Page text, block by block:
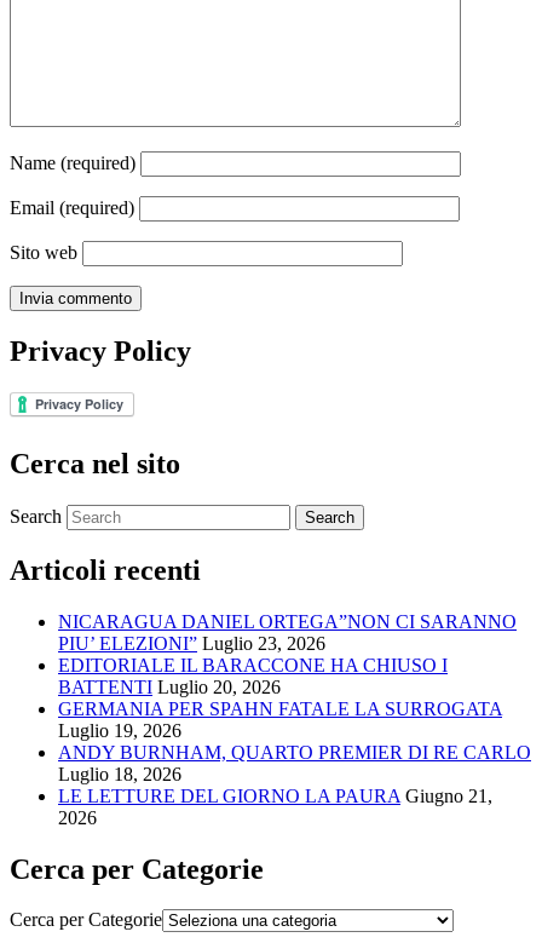
Name (required)
Email (required)
Sito web
Privacy Policy
Cerca nel sito
Search
Articoli recenti
NICARAGUA DANIEL ORTEGA”NON CI SARANNO
PIU’ ELEZIONI” Luglio 23, 2026
EDITORIALE IL BARACCONE HA CHIUSO I
BATTENTI Luglio 20, 2026
GERMANIA PER SPAHN FATALE LA SURROGATA
Luglio 19, 2026
ANDY BURNHAM, QUARTO PREMIER DI RE CARLO
Luglio 18, 2026
LE LETTURE DEL GIORNO LA PAURA Giugno 21,
2026
Cerca per Categorie
Cerca per Categorie